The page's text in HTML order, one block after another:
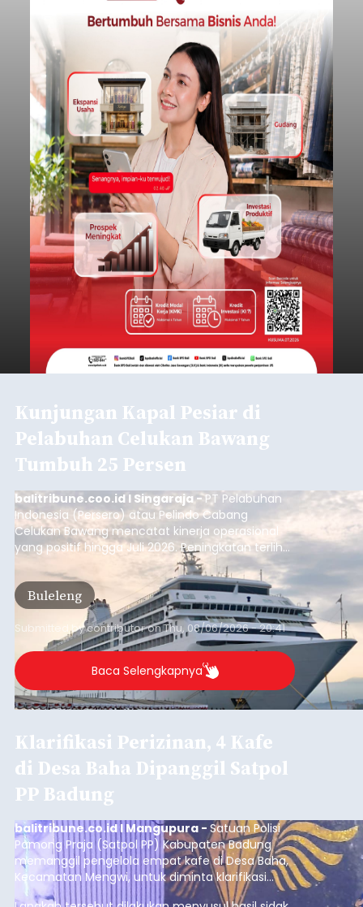
Kunjungan Kapal Pesiar di
Pelabuhan Celukan Bawang
Tumbuh 25 Persen
balitribune.coo.id I Singaraja -PT Pelabuhan
Indonesia (Persero) atau Pelindo Cabang
Celukan Bawang mencatat kinerja operasional
yang positif hingga Juli 2026. Peningkatan terlihat
dari arus kapal yang mencapai 1,48 juta Gross
Tonnage (GT), atau tumbuh 12,4 persen
dibandingkan periode yang sama tahun lalu
yang tercatat sebesar 1,32 juta GT.
Buleleng
Submitted bycontributoronThu, 08/06/2026 - 20:41
Baca Selengkapnya
Klarifikasi Perizinan, 4 Kafe
di Desa Baha Dipanggil Satpol
PP Badung
balitribune.co.id I Mangupura - Satuan Polisi
Pamong Praja (Satpol PP) Kabupaten Badung
memanggil pengelola empat kafe di Desa Baha,
Kecamatan Mengwi, untuk diminta klarifikasi
terkait kelengkapan perizinan usaha pada Kamis